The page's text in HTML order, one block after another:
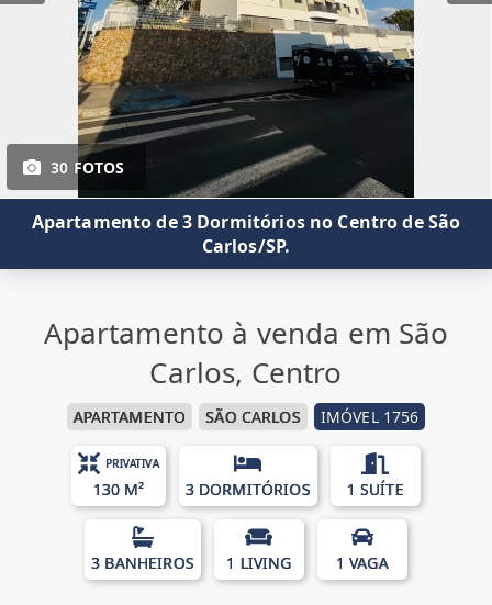
30 FOTOS
Apartamento de 3 Dormitórios no Centro de São
Carlos/SP.
Apartamento à venda em São
Carlos, Centro
APARTAMENTO SÃO CARLOS IMÓVEL 1756
PRIVATIVA
130 M² 3 DORMITÓRIOS 1 SUÍTE
3 BANHEIROS 1 LIVING 1 VAGA